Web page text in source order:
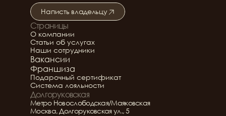
Страницы
О компании
Статьи об услугах
Наши сотрудники
Вакансии
Франшиза
Подарочный сертификат
Система лояльности
Написть владельцу
Подробнее о салоне
Долгоруковская
Метро Новослободская/Маяковская
Москва, Долгоруковская ул., 5